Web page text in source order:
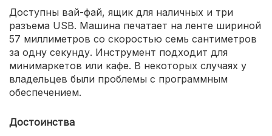
Доступны вай-фай, ящик для наличных и три
разъема USB. Машина печатает на ленте шириной
57 миллиметров со скоростью семь сантиметров
за одну секунду. Инструмент подходит для
минимаркетов или кафе. В некоторых случаях у
владельцев были проблемы с программным
обеспечением.
Достоинства